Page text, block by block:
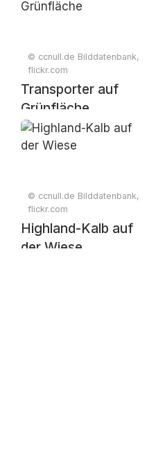
© ccnull.de Bilddatenbank,
flickr.com
Transporter auf
Grünfläche
© ccnull.de Bilddatenbank,
flickr.com
Highland-Kalb auf
der Wiese